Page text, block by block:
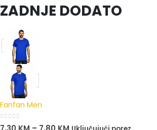
ZADNJE DODATO
Fanfan Men
0out of 5